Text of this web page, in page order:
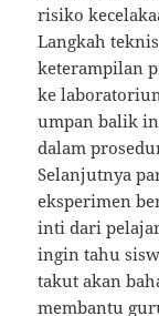
risiko
Langkah
keterampilan
ke
umpan balik
dalam
Selanjutnya
eksperimen
inti dari
ingin tahu
takut akan
membantu